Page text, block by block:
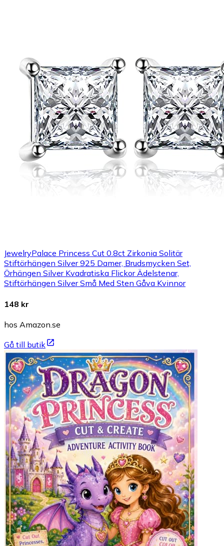
JewelryPalace Princess Cut 0.8ct Zirkonia Solitär
Stiftörhängen Silver 925 Damer, Brudsmycken Set,
Örhängen Silver Kvadratiska Flickor Ädelstenar,
Stiftörhängen Silver Små Med Sten Gåva Kvinnor
148 kr
hos Amazon.se
Gå till butik